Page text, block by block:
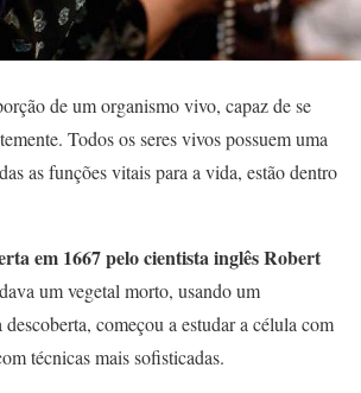
de um organismo vivo, capaz de se
Todos os seres vivos possuem uma
as funções vitais para a vida, estão dentro
em 1667 pelo cientista inglês Robert
um vegetal morto, usando um
começou a estudar a célula com
técnicas mais sofisticadas.